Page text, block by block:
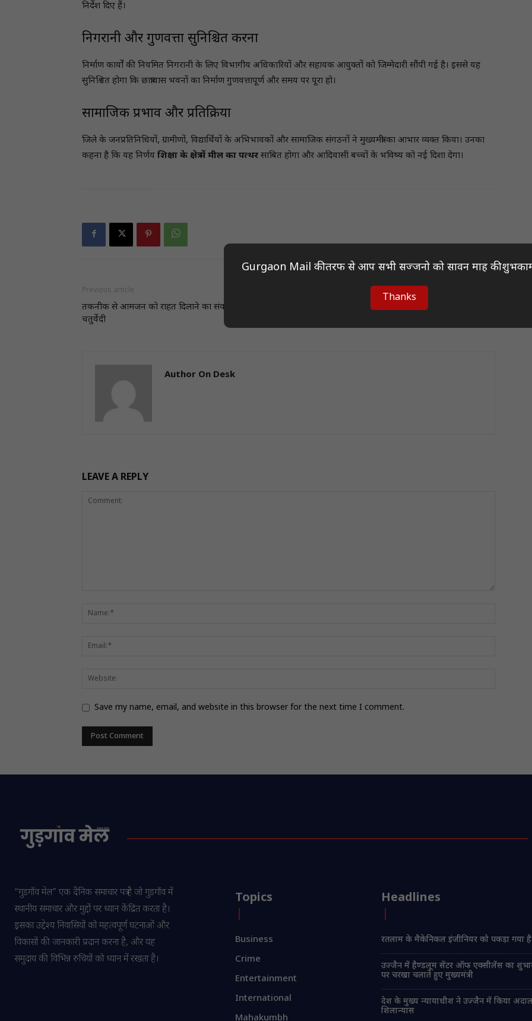
निर्देश दिए हैं।
निगरानी और गुणवत्ता सुनिश्चित करना
निर्माण कार्यों की नियमित निगरानी के लिए विभागीय अधिकारियों और सहायक आयुक्तों को जिम्मेदारी सौंपी गई है। इससे यह
सुनिश्चित होगा कि छात्रावास भवनों का निर्माण गुणवत्तापूर्ण और समय पर पूरा हो।
सामाजिक प्रभाव और प्रतिक्रिया
जिले के जनप्रतिनिधियों, ग्रामीणों, विद्यार्थियों के अभिभावकों और सामाजिक संगठनों ने मुख्यमंत्री का आभार व्यक्त किया। उनका
कहना है कि यह निर्णय शिक्षा के क्षेत्र में मील का पत्थर साबित होगा और आदिवासी बच्चों के भविष्य को नई दिशा देगा।
Previous article
तकनीक से आमजन को राहत दिलाने का संकल्प : डॉ. अरुण
चतुर्वेदी
बलौदाबाज़ार में 28 सितंबर को होगा साइक्लोथॉन “टूर दे
Author On Desk
LEAVE A REPLY
Save my name, email, and website in this browser for the next time I comment.
“गुडगाँव मेल” एक दैनिक समाचार पत्र है जो गुडगाँव में
स्थानीय समाचार और मुद्दों पर ध्यान केंद्रित करता है।
इसका उद्देश्य निवासियों को महत्वपूर्ण घटनाओं और
विकासों की जानकारी प्रदान करना है, और यह
समुदाय की विभिन्न रुचियों को ध्यान में रखता है।
Topics
Business
Crime
Entertainment
International
Mahakumbh
Headlines
रतलाम के मैकेनिकल इंजीनियर को पकड़ा गया है
उज्जैन में हैण्डलूम सेंटर ऑफ एक्सीलेंस का
पर चरखा चलाते हुए मुख्यमंत्री
देश के मुख्य न्यायाधीश ने उज्जैन में किया
शिलान्यास
Gurgaon Mail की तरफ से आप सभी सज्जनो को सावन माह की
Thanks